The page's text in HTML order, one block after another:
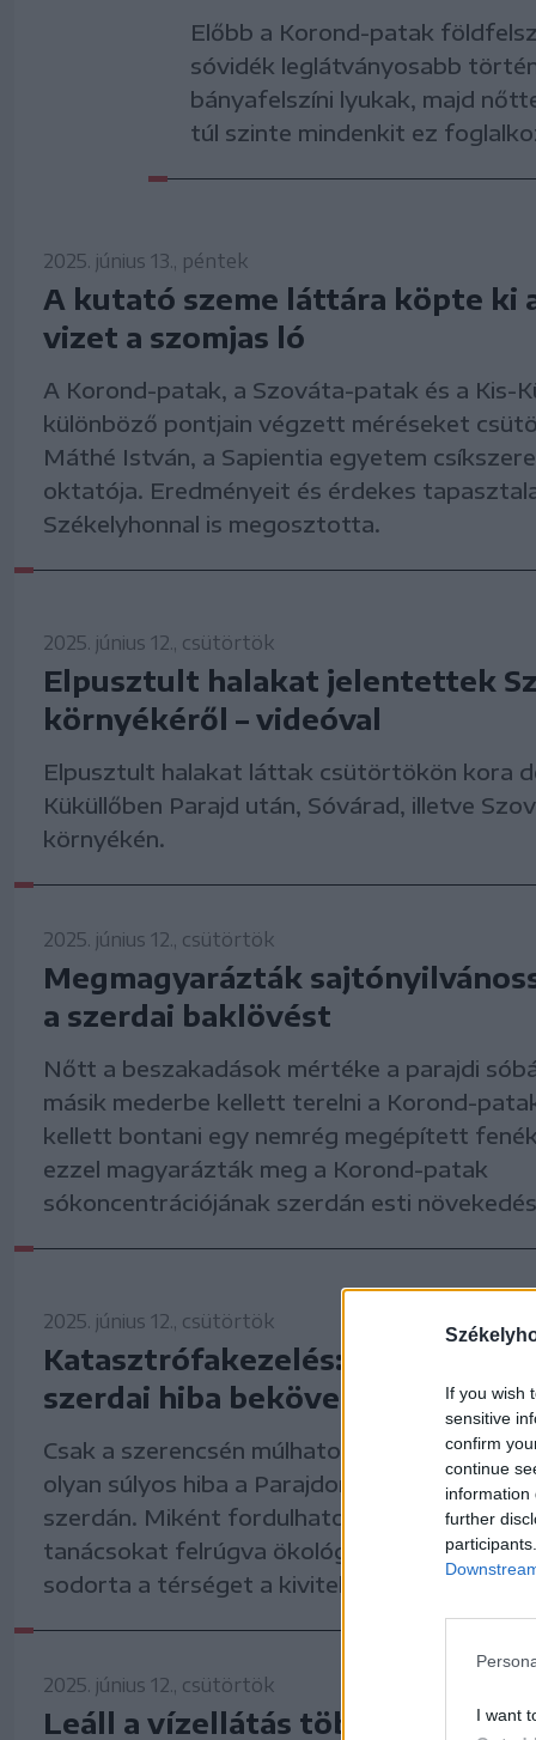
If you wish
sensitive
confirm
continue
information
further
I want
Előbb a Korond-patak
sóvidék leglátványosabb
bányafelszíni lyukak, majd
túl szinte mindenkit ez
2025. június 13., péntek
A kutató szeme láttára köpte ki
vizet a szomjas ló
A Korond-patak, a Szováta-patak és a Kis-
különböző pontjain végzett méréseket
Máthé István, a Sapientia egyetem
oktatója. Eredményeit és érdekes
Székelyhonnal is megosztotta.
2025. június 12., csütörtök
Elpusztult halakat jelentettek
környékéről – videóval
Elpusztult halakat láttak csütörtökön kora
Küküllőben Parajd után, Sóvárad, illetve
környékén.
2025. június 12., csütörtök
Megmagyarázták
a szerdai baklövést
Nőtt a beszakadások mértéke a parajdi
másik mederbe kellett terelni a Korond-
kellett bontani egy nemrég megépített
ezzel magyarázták meg a Korond-patak
sókoncentrációjának szerdán esti
2025. június 12., csütörtök
Katasztrófakezelés: mi vezetett
szerdai hiba bekövetkezéséhez?
Csak a szerencsén múlhatott, hogy
olyan súlyos hiba a Parajdon zajló
szerdán. Miként fordulhatott elő, hogy a
tanácsokat felrúgva ökológiai katasztrófa
sodorta a térséget a kivitelező?
2025. június 12., csütörtök
Leáll a vízellátás több